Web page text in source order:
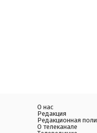
О нас
Редакция
Редакционная
О телеканале